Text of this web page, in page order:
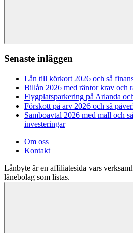
Sök
Senaste inläggen
Lån till körkort 2026 och så
Billån 2026 med räntor krav och
Flygplatsparkering på Arlanda
Förskott på arv 2026 och så
Samboavtal 2026 med mall och
investeringar
Om oss
Kontakt
Lånbyte är en affiliatesida vars
lånebolag som listas.